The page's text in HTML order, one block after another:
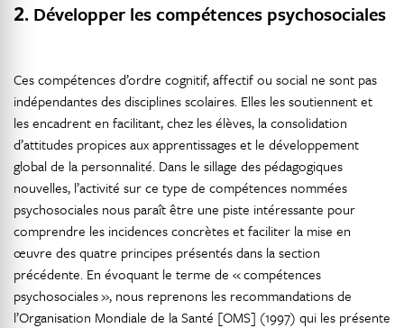
2. Développer les compétences psychosociales
Ces compétences d’ordre cognitif, affectif ou social ne sont pas
indépendantes des disciplines scolaires. Elles les soutiennent et
les encadrent en facilitant, chez les élèves, la consolidation
d’attitudes propices aux apprentissages et le développement
global de la personnalité. Dans le sillage des pédagogiques
nouvelles, l’activité sur ce type de compétences nommées
psychosociales nous paraît être une piste intéressante pour
comprendre les incidences concrètes et faciliter la mise en
œuvre des quatre principes présentés dans la section
précédente. En évoquant le terme de « compétences
psychosociales », nous reprenons les recommandations de
l’Organisation Mondiale de la Santé [OMS] (1997) qui les présente